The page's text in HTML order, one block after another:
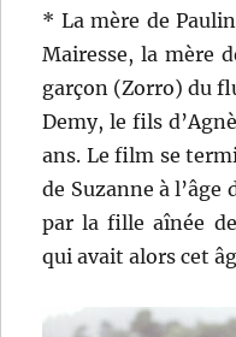
* La mère de
Mairesse, la mère
garçon (Zorro) du
Demy, le fils
ans. Le film se
de Suzanne à l’âge
par la fille aînée
qui avait alors cet